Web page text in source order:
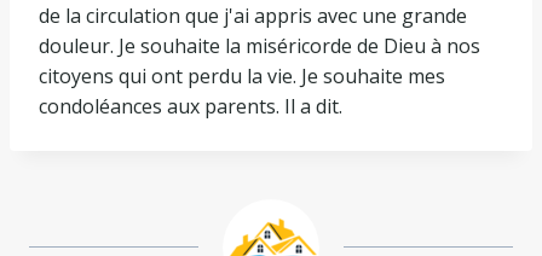
de la circulation que j'ai appris avec une grande
douleur. Je souhaite la miséricorde de Dieu à nos
citoyens qui ont perdu la vie. Je souhaite mes
condoléances aux parents. Il a dit.